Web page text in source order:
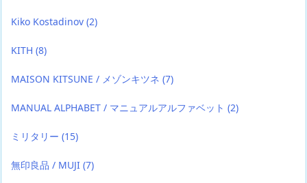
Kiko Kostadinov (2)
KITH (8)
MAISON KITSUNE / メゾンキツネ (7)
MANUAL ALPHABET / マニュアルアルファベット (2)
ミリタリー (15)
無印良品 / MUJI (7)